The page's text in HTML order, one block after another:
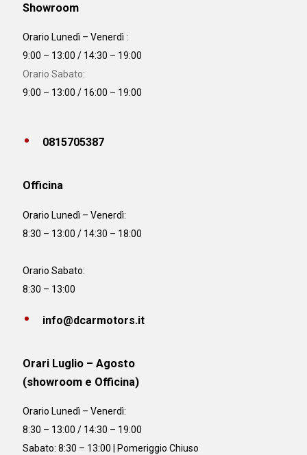
Showroom
Orario Lunedì – Venerdì :
9:00 – 13:00 / 14:30 – 19:00
Orario Sabato:
9:00 – 13:00 / 16:00 – 19:00
0815705387
Officina
Orario Lunedì – Venerdì:
8:30 – 13:00 / 14:30 – 18:00
Orario Sabato:
8:30 – 13:00
info@dcarmotors.it
Orari Luglio – Agosto
(showroom e Officina)
Orario Lunedì – Venerdì:
8:30 – 13:00 / 14:30 – 19:00
Sabato: 8:30 – 13:00 | Pomeriggio Chiuso